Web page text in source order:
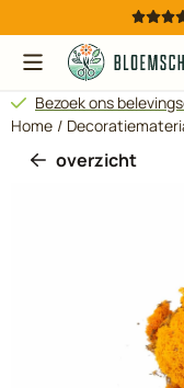
Cookievoorkeuren zijn
Bezoek ons
Home /
overzicht